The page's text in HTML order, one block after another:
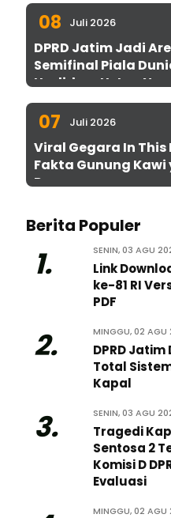
08 Juli 2026
DPRD Jatim Jadi
Semifinal Piala
Hadirkan Uston
UMKM Gratis untuk
07 Juli 2026
Viral Gegara In This
Fakta Gunung Kawi
Penasaran
Berita Populer
1. SENIN, 03 AGU
Link
ke-81 RI
PDF
2. MINGGU, 02
DPRD
Total
Kapal
3. SENIN, 03 AGU
Tragedi
Sentosa 2
Komisi D
Evaluasi
MINGGU, 02 AGU